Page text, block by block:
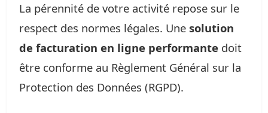
La pérennité de votre activité repose sur le
respect des normes légales. Une solution
de facturation en ligne performante doit
être conforme au Règlement Général sur la
Protection des Données (RGPD).